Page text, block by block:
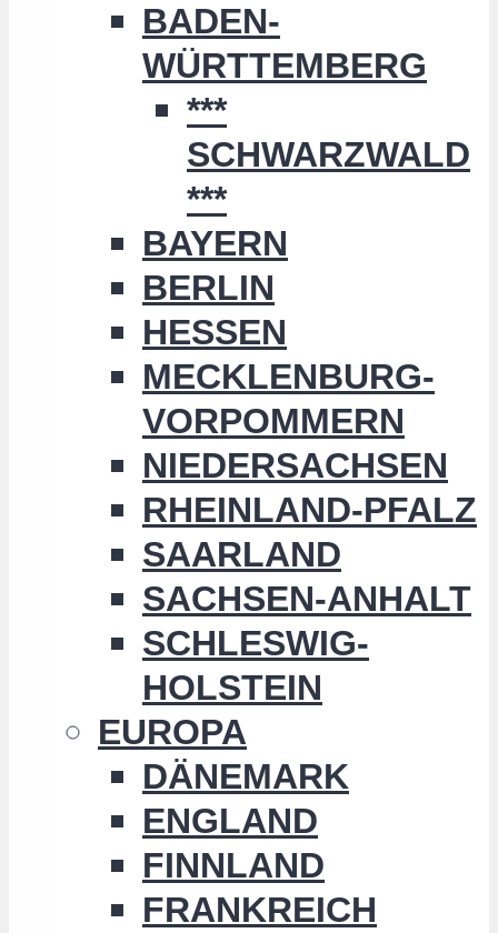
BADEN-
WÜRTTEMBERG
***
SCHWARZWALD
***
BAYERN
BERLIN
HESSEN
MECKLENBURG-
VORPOMMERN
NIEDERSACHSEN
RHEINLAND-PFALZ
SAARLAND
SACHSEN-ANHALT
SCHLESWIG-
HOLSTEIN
EUROPA
DÄNEMARK
ENGLAND
FINNLAND
FRANKREICH